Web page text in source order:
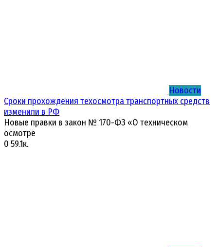
Новости
Сроки прохождения техосмотра транспортных средств
изменили в РФ
Новые правки в закон № 170-ФЗ «О техническом
осмотре
0 59.1к.